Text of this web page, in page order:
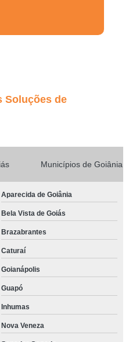
Soluções de
Municípios de Goiânia
Aparecida de Goiânia
Bela Vista de Goiás
Brazabrantes
Caturaí
Goianápolis
Guapó
Inhumas
Nova Veneza